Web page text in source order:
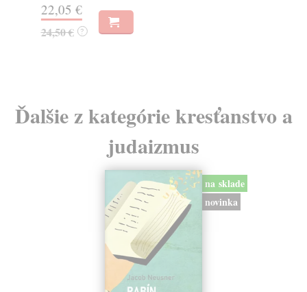
22,05 €
24,50 € ?
Ďalšie z kategórie kresťanstvo a
judaizmus
na sklade
novinka